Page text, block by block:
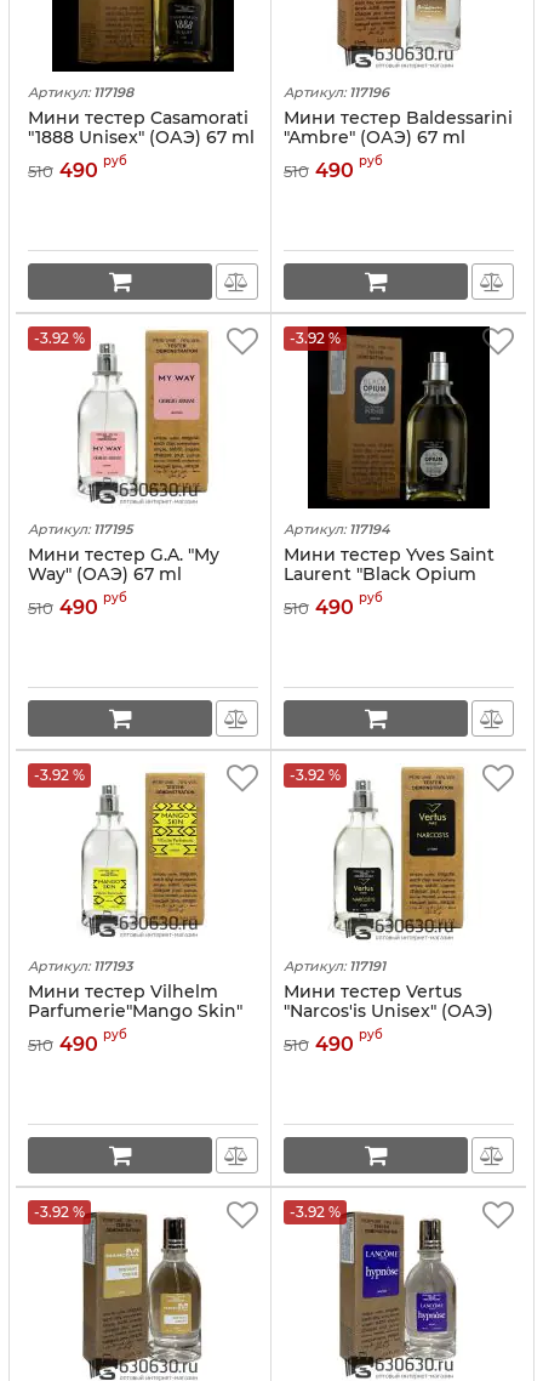
Артикул: 117198
Мини тестер Casamorati
"1888 Unisex" (ОАЭ) 67 ml
510 490 руб
Артикул: 117196
Мини тестер Baldessarini
"Ambre" (ОАЭ) 67 ml
510 490 руб
-3.92 %
Артикул: 117195
Мини тестер G.A. "My
Way" (ОАЭ) 67 ml
510 490 руб
-3.92 %
Артикул: 117194
Мини тестер Yves Saint
Laurent "Black Opium
Intense" (ОАЭ) 67 ml
510 490 руб
-3.92 %
Артикул: 117193
Мини тестер Vilhelm
Parfumerie"Mango Skin"
(ОАЭ) 67 ml
510 490 руб
-3.92 %
Артикул: 117191
Мини тестер Vertus
"Narcos'is Unisex" (ОАЭ)
510 490 руб
-3.92 % -3.92 %